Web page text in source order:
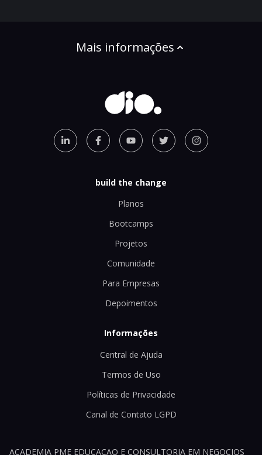
Mais informações
build the change
Planos
Bootcamps
Projetos
Comunidade
Para Empresas
Depoimentos
Informações
Central de Ajuda
Termos de Uso
Políticas de Privacidade
Canal de Contato LGPD
ACADEMIA PME EDUCACAO E CONSULTORIA EM NEGOCIOS